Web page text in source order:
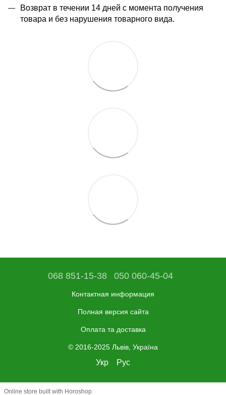
Возврат в течении 14 дней с момента получения
товара и без нарушения товарного вида.
068 851-15-38 050 060-45-04
Контактная информация
Полная версия сайта
Оплата та доставка
© 2016-2025 Львів, Україна
Укр Рус
Online store built with Horoshop